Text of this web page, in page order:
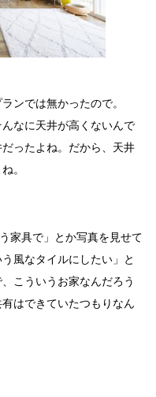
ンでは無かったので。
なに天井が高くないんで
ったよね。だから、天井
。
家具で」とか写真を見せて
風なタイルにしたい」と
こういうお家なんだろう
はできていたつもりなん